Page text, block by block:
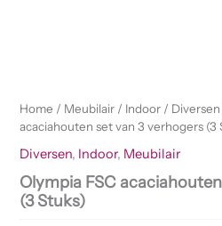
Home / Meubilair / Indoor / Diversen
acaciahouten set van 3 verhogers (3
Diversen, Indoor, Meubilair
Olympia FSC
(3 Stuks)